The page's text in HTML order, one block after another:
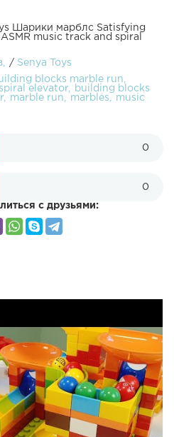
Шарики марблс Satisfying
music track and spiral
/ Senya Toys
blocks marble run
spiral elevator
building blocks
marble run marbles
music
0
0
с друзьями: